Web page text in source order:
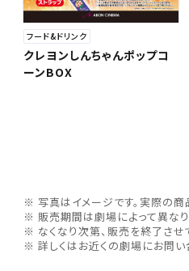
フード&ドリンク
クレヨンしんちゃんポップコ
ーンBOX
写真はイメージです。実際の
販売期間は劇場によって異なり
なくなり次第、販売を終了させ
詳しくはお近くの劇場にお問い